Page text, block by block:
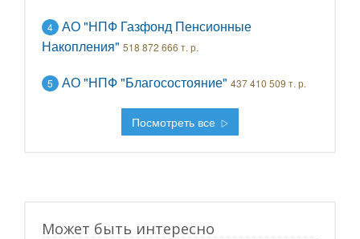
4
АО "НПФ Газфонд Пенсионные
Накопления" 518 872 666 т. р.
5 АО "НПФ "Благосостояние" 437 410 509 т. р.
Посмотреть все
Может быть интересно